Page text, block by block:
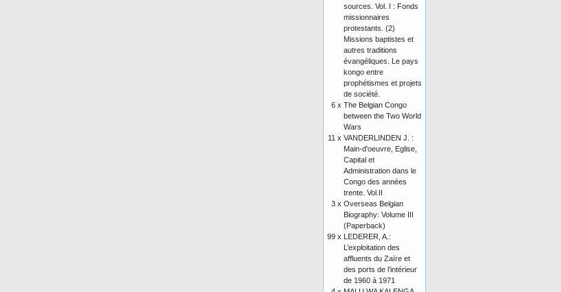
sources. Vol. I : Fonds
missionnaires
protestants. (2)
Missions baptistes et
autres traditions
évangéliques. Le pays
kongo entre
prophétismes et projets
de société.
6 x The Belgian Congo
between the Two World
Wars
11 x VANDERLINDEN J. :
Main-d'oeuvre, Eglise,
Capital et
Administration dans le
Congo des années
trente. Vol.II
3 x Overseas Belgian
Biography: Volume III
(Paperback)
99 x LEDERER, A.:
L’exploitation des
affluents du Zaïre et
des ports de l’intérieur
de 1960 à 1971